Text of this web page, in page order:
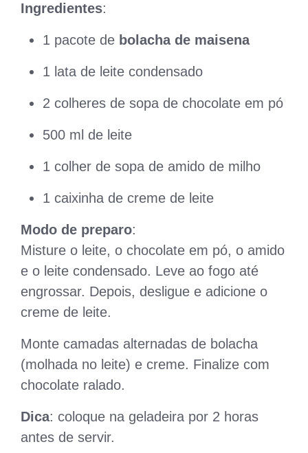
Ingredientes:
1 pacote de bolacha de maisena
1 lata de leite condensado
2 colheres de sopa de chocolate em pó
500 ml de leite
1 colher de sopa de amido de milho
1 caixinha de creme de leite
Modo de preparo:
Misture o leite, o chocolate em pó, o amido
e o leite condensado. Leve ao fogo até
engrossar. Depois, desligue e adicione o
creme de leite.
Monte camadas alternadas de bolacha
(molhada no leite) e creme. Finalize com
chocolate ralado.
Dica: coloque na geladeira por 2 horas
antes de servir.